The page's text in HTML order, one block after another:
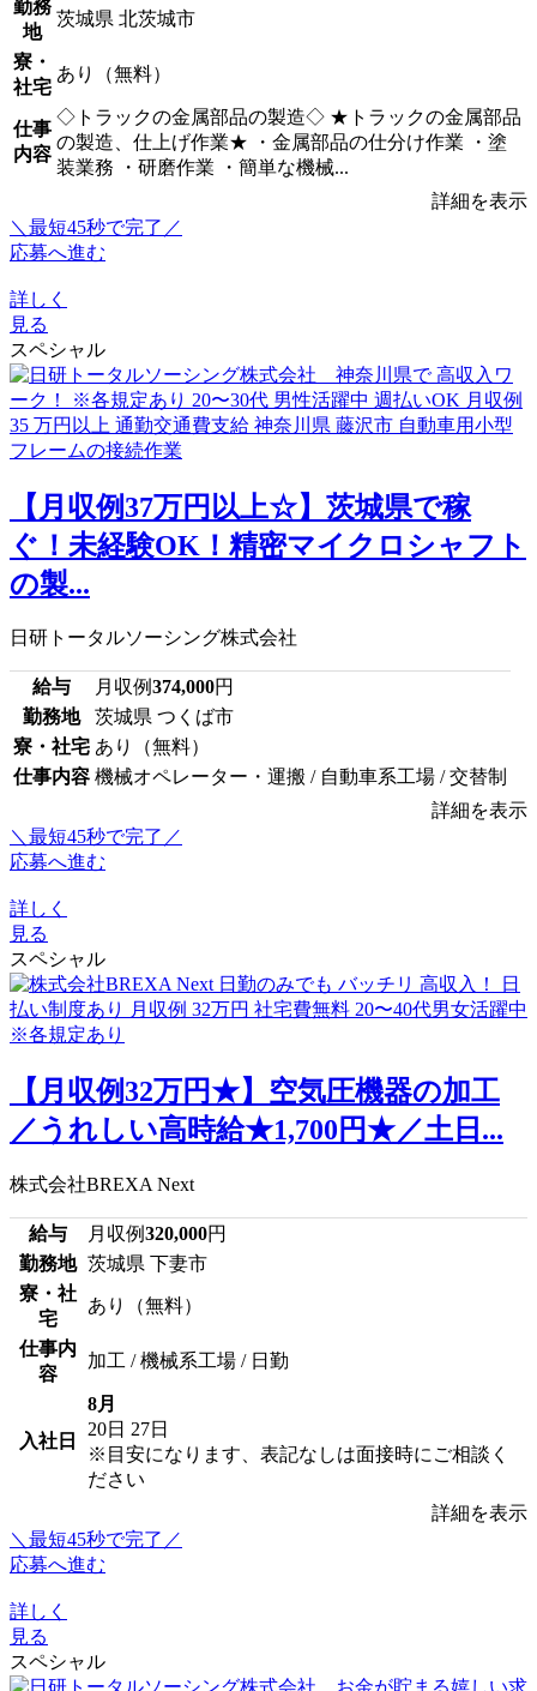
勤務
地
茨城県 北茨城市
寮・
社宅
あり（無料）
仕事
内容
◇トラックの金属部品の製造◇ ★トラックの金属部品
の製造、仕上げ作業★ ・金属部品の仕分け作業 ・塗
装業務 ・研磨作業 ・簡単な機械...
詳細を表示
＼最短45秒で完了／
応募へ進む
詳しく
見る
スペシャル
【月収例37万円以上☆】茨城県で稼
ぐ！未経験OK！精密マイクロシャフト
の製...
日研トータルソーシング株式会社
給与 月収例374,000円
勤務地
茨城県 つくば市
寮・社宅 あり（無料）
仕事内容 機械オペレーター・運搬 / 自動車系工場 / 交替制
詳細を表示
＼最短45秒で完了／
応募へ進む
詳しく
見る
スペシャル
【月収例32万円★】空気圧機器の加工
／うれしい高時給★1,700円★／土日...
株式会社BREXA Next
給与 月収例320,000円
勤務地 茨城県 下妻市
寮・社
宅
あり（無料）
仕事内
容
加工 / 機械系工場 / 日勤
入社日
8月
20日 27日
※目安になります、表記なしは面接時にご相談く
ださい
詳細を表示
＼最短45秒で完了／
応募へ進む
詳しく
見る
スペシャル